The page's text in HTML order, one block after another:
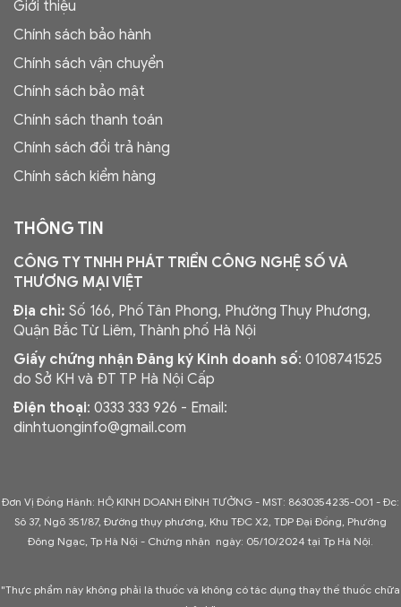
Giới thiệu
Chính sách bảo hành
Chính sách vận chuyển
Chính sách bảo mật
Chính sách thanh toán
Chính sách đổi trả hàng
Chính sách kiểm hàng
THÔNG TIN
CÔNG TY TNHH PHÁT TRIỂN CÔNG NGHỆ SỐ VÀ
THƯƠNG MẠI VIỆT
Địa chỉ: Số 166, Phố Tân Phong, Phường Thụy Phương,
Quận Bắc Từ Liêm, Thành phố Hà Nội
Giấy chứng nhận Đăng ký Kinh doanh số: 0108741525
do Sở KH và ĐT TP Hà Nội Cấp
Điện thoại: 0333 333 926 - Email:
dinhtuonginfo@gmail.com
Đơn Vị Đồng Hành: HỘ KINH DOANH ĐÌNH TƯỞNG - MST: 8630354235-001 - Đc:
Sô 37, Ngõ 351/87, Đường thụy phương, Khu TĐC X2, TDP Đại Đồng, Phường
Đông Ngạc, Tp Hà Nội - Chứng nhận ngày: 05/10/2024 tại Tp Hà Nội.
"Thực phẩm này không phải là thuốc và không có tác dụng thay thế thuốc chữa